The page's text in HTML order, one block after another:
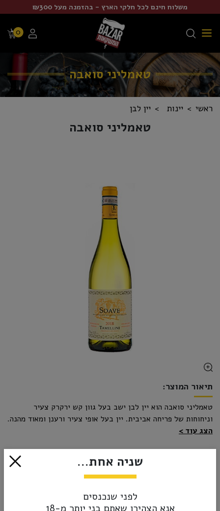
משלוח חינם לכל חלקי הארץ - בהזמנה מעל ₪300
0
טאמליני סואבה
ראשי יינות יין לבן
טאמליני סואבה
תיאור המוצר:
טאמליני סואבה הוא יין לבן ישב בעל גוון קש ירקרק צעיר
וניחוחות של פריחה אביבית. יין בעל אופי צעיר ורענן ומאוד מהנה.
הצג עוד
₪79.00
הוסף לסל
שניה אחת...
לפני שנכנסים
אנא הצהירו שאתם בני יותר מ-18